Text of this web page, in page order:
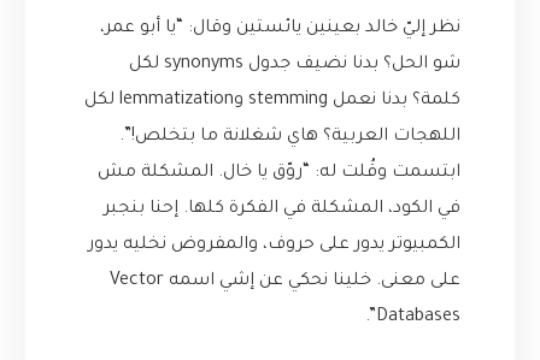
نظر إليّ خالد بعينين يائستين وقال: “يا أبو عمر،
شو الحل؟ بدنا نضيف جدول synonyms لكل
كلمة؟ بدنا نعمل stemming وlemmatization لكل
اللهجات العربية؟ هاي شغلانة ما بتخلص!”.
ابتسمت وقُلت له: “روّق يا خال. المشكلة مش
في الكود، المشكلة في الفكرة كلها. إحنا بنجبر
الكمبيوتر يدور على حروف، والمفروض نخليه يدور
على معنى. خلينا نحكي عن إشي اسمه Vector
Databases”.